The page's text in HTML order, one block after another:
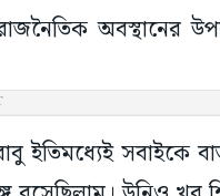
রাজনৈতিক অবস্থানের
ইতিমধ্যেই সবাইকে